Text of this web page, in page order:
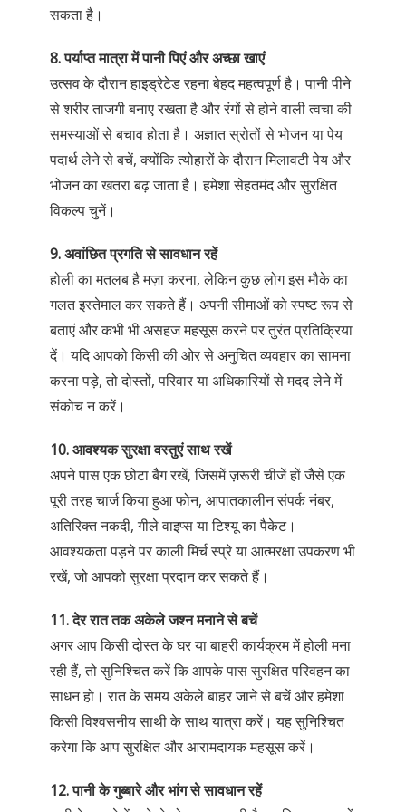
सकता है।
8. पर्याप्त मात्रा में पानी पिएं और अच्छा खाएं
उत्सव के दौरान हाइड्रेटेड रहना बेहद महत्वपूर्ण है। पानी पीने
से शरीर ताजगी बनाए रखता है और रंगों से होने वाली त्वचा की
समस्याओं से बचाव होता है। अज्ञात स्रोतों से भोजन या पेय
पदार्थ लेने से बचें, क्योंकि त्योहारों के दौरान मिलावटी पेय और
भोजन का खतरा बढ़ जाता है। हमेशा सेहतमंद और सुरक्षित
विकल्प चुनें।
9. अवांछित प्रगति से सावधान रहें
होली का मतलब है मज़ा करना, लेकिन कुछ लोग इस मौके का
गलत इस्तेमाल कर सकते हैं। अपनी सीमाओं को स्पष्ट रूप से
बताएं और कभी भी असहज महसूस करने पर तुरंत प्रतिक्रिया
दें। यदि आपको किसी की ओर से अनुचित व्यवहार का सामना
करना पड़े, तो दोस्तों, परिवार या अधिकारियों से मदद लेने में
संकोच न करें।
10. आवश्यक सुरक्षा वस्तुएं साथ रखें
अपने पास एक छोटा बैग रखें, जिसमें ज़रूरी चीजें हों जैसे एक
पूरी तरह चार्ज किया हुआ फोन, आपातकालीन संपर्क नंबर,
अतिरिक्त नकदी, गीले वाइप्स या टिश्यू का पैकेट।
आवश्यकता पड़ने पर काली मिर्च स्प्रे या आत्मरक्षा उपकरण भी
रखें, जो आपको सुरक्षा प्रदान कर सकते हैं।
11. देर रात तक अकेले जश्न मनाने से बचें
अगर आप किसी दोस्त के घर या बाहरी कार्यक्रम में होली मना
रही हैं, तो सुनिश्चित करें कि आपके पास सुरक्षित परिवहन का
साधन हो। रात के समय अकेले बाहर जाने से बचें और हमेशा
किसी विश्वसनीय साथी के साथ यात्रा करें। यह सुनिश्चित
करेगा कि आप सुरक्षित और आरामदायक महसूस करें।
12. पानी के गुब्बारे और भांग से सावधान रहें